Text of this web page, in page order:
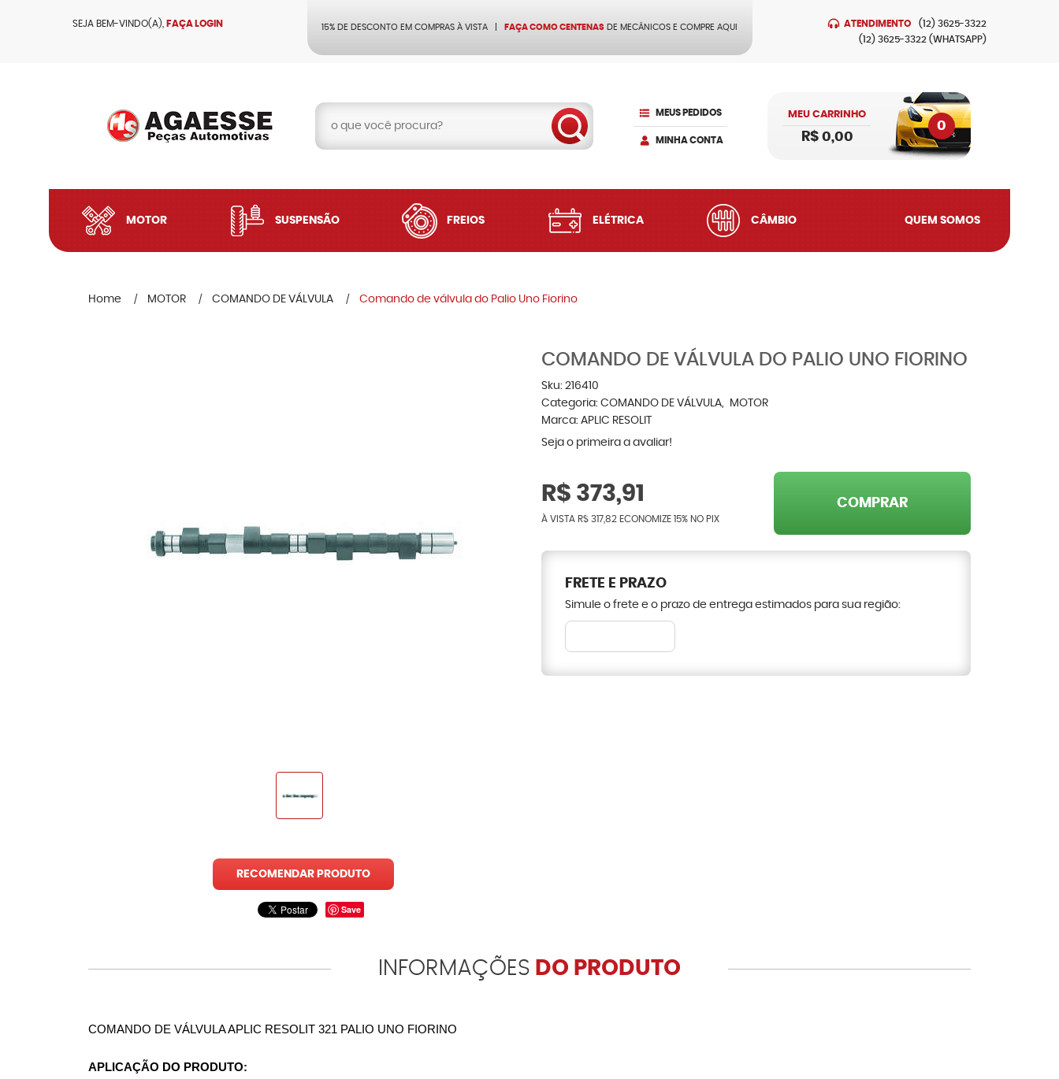
SEJA BEM-VINDO(A), FAÇA LOGIN 15% DE DESCONTO EM COMPRAS À VISTA FAÇA COMO CENTENAS DE MECÂNICOS E COMPRE AQUI ATENDIMENTO (12) 3625-3322
(12) 3625-3322 (WHATSAPP)
MEUS PEDIDOS
MINHA CONTA
MEU CARRINHO
0
R$ 0,00
MOTOR SUSPENSÃO FREIOS ELÉTRICA CÂMBIO QUEM SOMOS
Home MOTOR COMANDO DE VÁLVULA Comando de válvula do Palio Uno Fiorino
RECOMENDAR PRODUTO
Save
COMANDO DE VÁLVULA DO PALIO UNO FIORINO
Sku: 216410
Categoria: COMANDO DE VÁLVULA
MOTOR
Marca: APLIC RESOLIT
Seja o primeira a avaliar!
R$ 373,91
À VISTA R$ 317,82 ECONOMIZE 15% NO PIX
COMPRAR
FRETE E PRAZO
Simule o frete e o prazo de entrega estimados para sua região:
INFORMAÇÕES DO PRODUTO
COMANDO DE VÁLVULA APLIC RESOLIT 321 PALIO UNO FIORINO
APLICAÇÃO DO PRODUTO: